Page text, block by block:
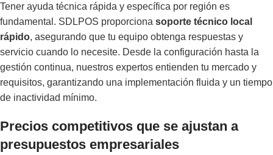
Tener ayuda técnica rápida y específica por región es
fundamental. SDLPOS proporciona soporte técnico local
rápido, asegurando que tu equipo obtenga respuestas y
servicio cuando lo necesite. Desde la configuración hasta la
gestión continua, nuestros expertos entienden tu mercado y
requisitos, garantizando una implementación fluida y un tiempo
de inactividad mínimo.
Precios competitivos que se ajustan a
presupuestos empresariales